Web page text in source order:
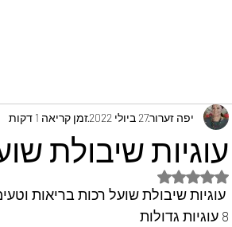
עוגיות שיבולת
יפה זערור27 ביולי 2022 זמן קריאה 1 דקות
דירוג של NaN מתוך 5 כוכבים
8 עוגיות גדולות